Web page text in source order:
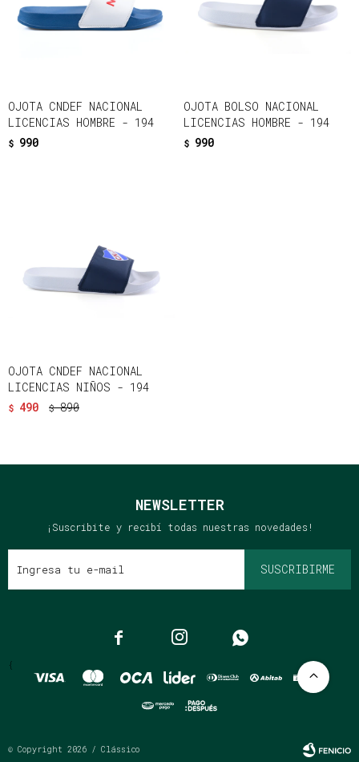
OJOTA CNDEF NACIONAL
LICENCIAS HOMBRE - 194
$ 990
OJOTA BOLSO NACIONAL
LICENCIAS HOMBRE - 194
$ 990
OJOTA CNDEF NACIONAL
LICENCIAS NIÑOS - 194
$ 490 $ 890
NEWSLETTER
¡Suscribite y recibí todas nuestras novedades!
SUSCRIBIRME
  
{
© Copyright 2026 / Clássico